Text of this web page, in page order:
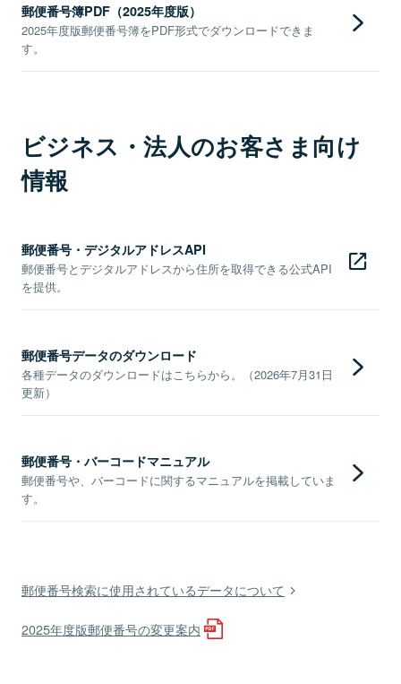
郵便番号簿PDF（2025年度版）
2025年度版郵便番号簿をPDF形式でダウンロードできま
す。
ビジネス・法人のお客さま向け
情報
郵便番号・デジタルアドレスAPI
郵便番号とデジタルアドレスから住所を取得できる公式API
を提供。
郵便番号データのダウンロード
各種データのダウンロードはこちらから。（2026年7月31日
更新）
郵便番号・バーコードマニュアル
郵便番号や、バーコードに関するマニュアルを掲載していま
す。
郵便番号検索に使用されているデータについて
2025年度版郵便番号の変更案内